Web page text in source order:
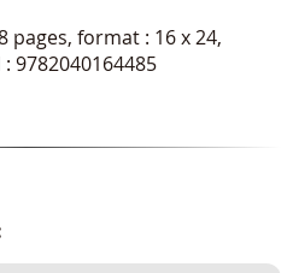
pages, format : 16 x 24,
: 9782040164485